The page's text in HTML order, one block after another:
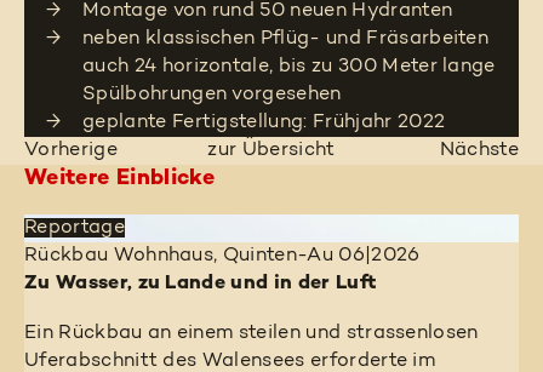
Montage von rund 50 neuen Hydranten
neben klassischen Pflüg- und Fräsarbeiten
auch 24 horizontale, bis zu 300 Meter lange
Spülbohrungen vorgesehen
geplante Fertigstellung: Frühjahr 2022
Vorherige
zur Übersicht Nächste
Weitere Einblicke
Reportage
Rückbau Wohnhaus, Quinten-Au 06|2026
Zu Wasser, zu Lande und in der Luft
Ein Rückbau an einem steilen und strassenlosen
Uferabschnitt des Walensees erforderte im